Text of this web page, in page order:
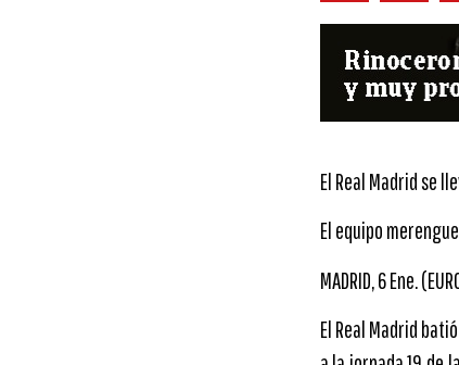
El Real Madrid se
El equipo
MADRID, 6 Ene.
El Real Madrid